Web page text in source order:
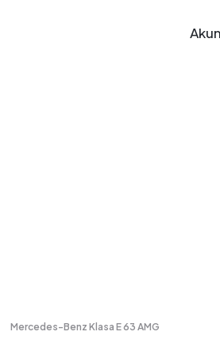
Mercedes-Benz Klasa E 63 AMG